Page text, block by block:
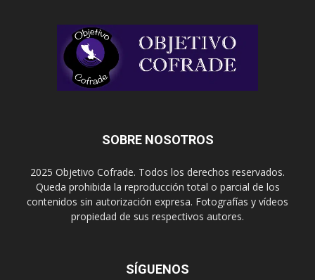
SOBRE NOSOTROS
2025 Objetivo Cofrade. Todos los derechos reservados.
Queda prohibida la reproducción total o parcial de los
contenidos sin autorización expresa. Fotografías y vídeos
propiedad de sus respectivos autores.
SÍGUENOS